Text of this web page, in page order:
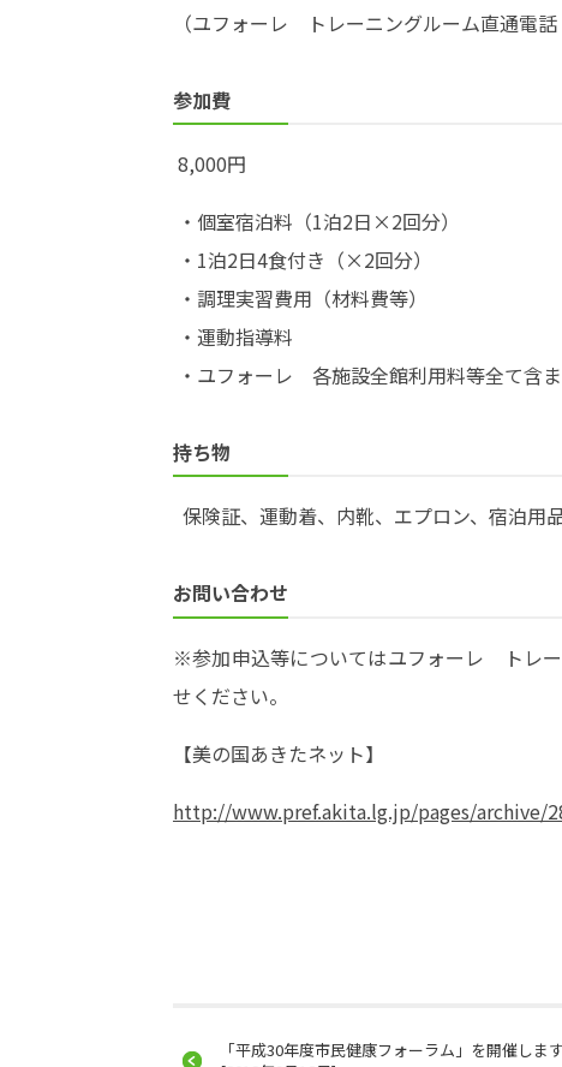
（ユフォーレ トレーニングルーム直通電話
参加費
8,000円
・個室宿泊料（1泊2日×2回分）
・1泊2日4食付き（×2回分）
・調理実習費用（材料費等）
・運動指導料
・ユフォーレ 各施設全館利用料等全て含ま
持ち物
保険証、運動着、内靴、エプロン、宿泊用
お問い合わせ
※参加申込等についてはユフォーレ トレ
せください。
【美の国あきたネット】
http://www.pref.akita.lg.jp/pages/archive/
「平成30年度市民健康フォーラム」を開催します